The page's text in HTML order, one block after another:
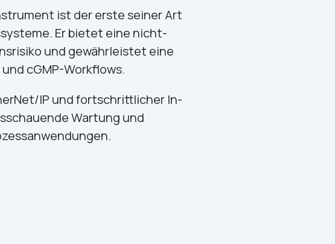
ist der erste seiner Art
Er bietet eine nicht-
und gewährleistet eine
cGMP-Workflows.
IP und fortschrittlicher In-
Wartung und